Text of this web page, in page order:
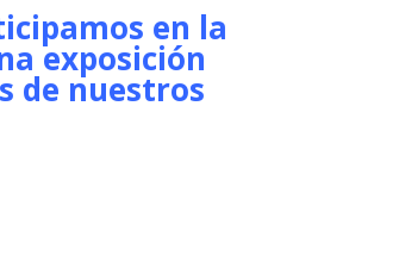
en la
exposición
de nuestros